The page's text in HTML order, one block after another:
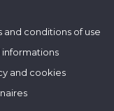
and conditions of use
informations
and cookies